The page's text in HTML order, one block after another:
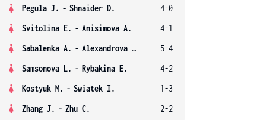
Pegula J. - Shnaider D.
4-0
Svitolina E. - Anisimova A.
4-1
Sabalenka A. - Alexandrova E.
5-4
Samsonova L. - Rybakina E.
4-2
Kostyuk M. - Swiatek I.
1-3
Zhang J. - Zhu C. 2-2